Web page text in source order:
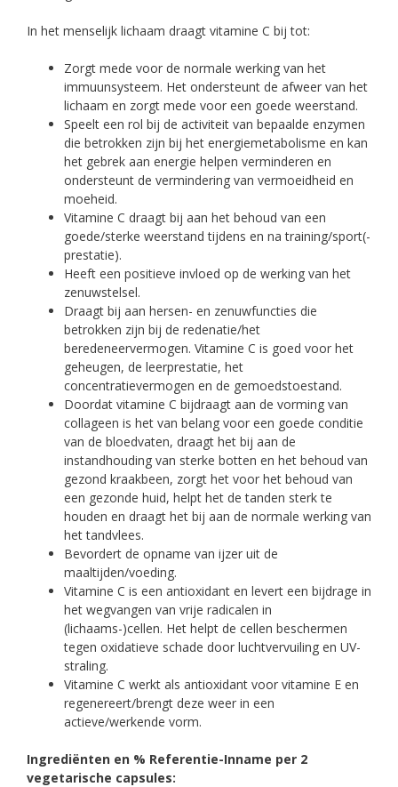
In het menselijk lichaam draagt vitamine C bij tot:
Zorgt mede voor de normale werking van het
immuunsysteem. Het ondersteunt de afweer van het
lichaam en zorgt mede voor een goede weerstand.
Speelt een rol bij de activiteit van bepaalde enzymen
die betrokken zijn bij het energiemetabolisme en kan
het gebrek aan energie helpen verminderen en
ondersteunt de vermindering van vermoeidheid en
moeheid.
Vitamine C draagt bij aan het behoud van een
goede/sterke weerstand tijdens en na training/sport(-
prestatie).
Heeft een positieve invloed op de werking van het
zenuwstelsel.
Draagt bij aan hersen- en zenuwfuncties die
betrokken zijn bij de redenatie/het
beredeneervermogen. Vitamine C is goed voor het
geheugen, de leerprestatie, het
concentratievermogen en de gemoedstoestand.
Doordat vitamine C bijdraagt aan de vorming van
collageen is het van belang voor een goede conditie
van de bloedvaten, draagt het bij aan de
instandhouding van sterke botten en het behoud van
gezond kraakbeen, zorgt het voor het behoud van
een gezonde huid, helpt het de tanden sterk te
houden en draagt het bij aan de normale werking van
het tandvlees.
Bevordert de opname van ijzer uit de
maaltijden/voeding.
Vitamine C is een antioxidant en levert een bijdrage in
het wegvangen van vrije radicalen in
(lichaams-)cellen. Het helpt de cellen beschermen
tegen oxidatieve schade door luchtvervuiling en UV-
straling.
Vitamine C werkt als antioxidant voor vitamine E en
regenereert/brengt deze weer in een
actieve/werkende vorm.
Ingrediënten en % Referentie-Inname per 2
vegetarische capsules: